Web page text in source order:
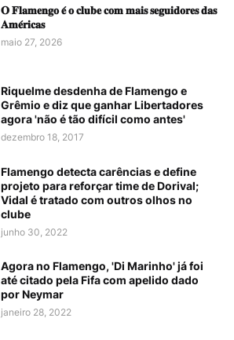
𝐎 𝐅𝐥𝐚𝐦𝐞𝐧𝐠𝐨 𝐞́ 𝐨 𝐜𝐥𝐮𝐛𝐞 𝐜𝐨𝐦 𝐦𝐚𝐢𝐬 𝐬𝐞𝐠𝐮𝐢𝐝𝐨𝐫𝐞𝐬 𝐝𝐚𝐬
𝐀𝐦𝐞́𝐫𝐢𝐜𝐚𝐬
maio 27, 2026
Riquelme desdenha de Flamengo e
Grêmio e diz que ganhar Libertadores
agora 'não é tão difícil como antes'
dezembro 18, 2017
Flamengo detecta carências e define
projeto para reforçar time de Dorival;
Vidal é tratado com outros olhos no
clube
junho 30, 2022
Agora no Flamengo, 'Di Marinho' já foi
até citado pela Fifa com apelido dado
por Neymar
janeiro 28, 2022